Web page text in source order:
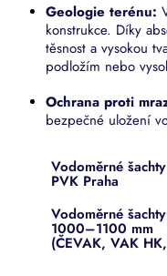
Geologie terénu:
konstrukce. Díky
těsnost a vysokou
podložím nebo
Ochrana proti
bezpečné uložení
Vodoměrné šachty
PVK Praha
Vodoměrné
1000–1100 mm
(ČEVAK, VAK HK,